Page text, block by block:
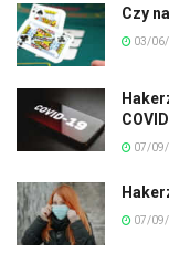
Czy
03/
07/
07/